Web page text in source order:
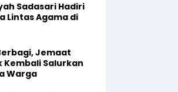
Sadasari Hadiri
Lintas Agama di
Jemaat
Kembali Salurkan
Warga